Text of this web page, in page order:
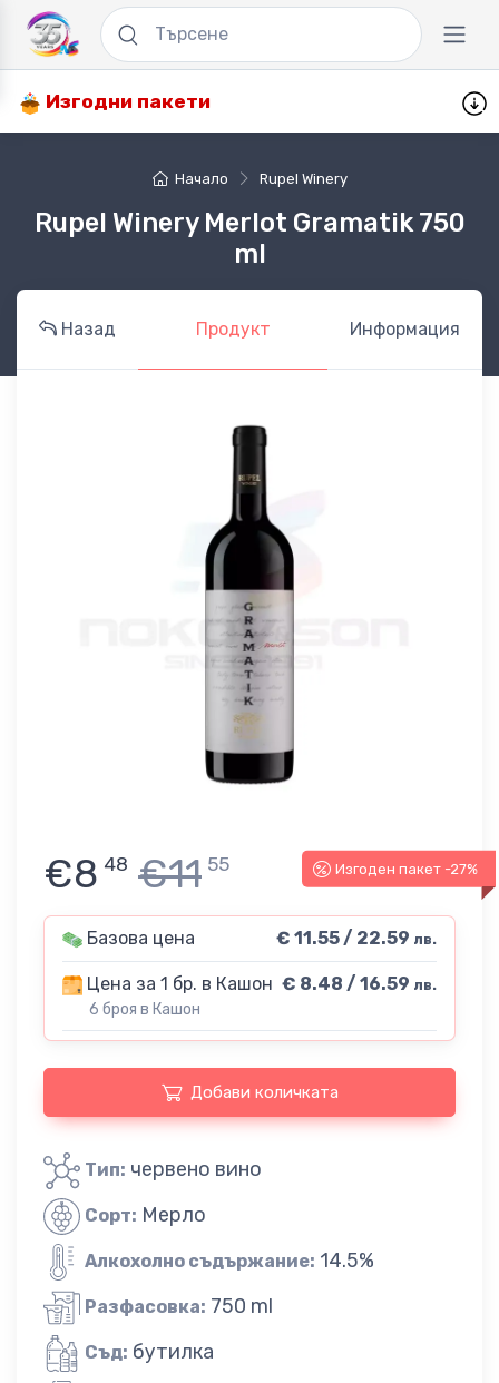
Изгодни пакети
Начало Rupel Winery
Rupel Winery Merlot Gramatik 750
ml
Назад Продукт Информация
Изгоден пакет -27%
€8 48 €11 55
Базова цена € 11.55 / 22.59 лв.
Цена за 1 бр. в Кашон
6 броя в Кашон
€ 8.48 / 16.59 лв.
Добави количката
Тип: червено вино
Сорт: Мерло
Алкохолно съдържание: 14.5%
Разфасовка: 750 ml
Съд: бутилка